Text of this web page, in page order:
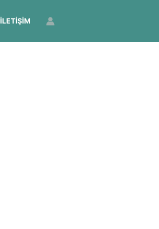
İLETIŞIM